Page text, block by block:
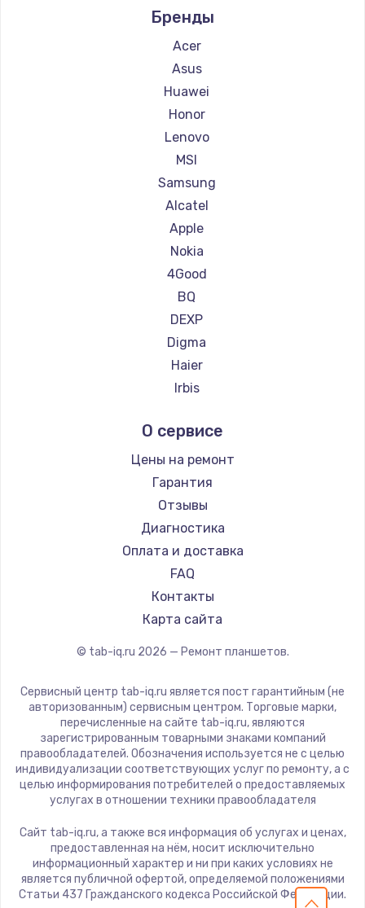
Ремонт планшетов Microsoft
Ремонт планшетов BlackView
Ремонт планшетов Amazon
Ремонт планшетов Aquarius
Ремонт планшетов Philips
Ремонт планшетов Dell
Ремонт планшетов HP
Ремонт планшетов Getac
Ремонт планшетов ZTE
Ремонт планшетов Google
Ремонт планшетов Navitel
Ремонт планшетов Teclast
Ремонт планшетов CHUWI
Бренды
Acer
Asus
Huawei
Honor
Lenovo
MSI
Samsung
Alcatel
Apple
Nokia
4Good
BQ
DEXP
Digma
Haier
Irbis
Microsoft
BlackView
Amazon
Aquarius
Philips
Dell
HP
Getac
ZTE
CHUWI
О сервисе
Цены на ремонт
Гарантия
Отзывы
Диагностика
Оплата и доставка
FAQ
Контакты
Карта сайта
© tab-iq.ru 2026 — Ремонт планшетов.
Сервисный центр tab-iq.ru является пост гарантийным (не
авторизованным) сервисным центром. Торговые марки,
перечисленные на сайте tab-iq.ru, являются
зарегистрированным товарными знаками компаний
правообладателей. Обозначения используется не с целью
индивидуализации соответствующих услуг по ремонту, а с
целью информирования потребителей о предоставляемых
услугах в отношении техники правообладателя
Сайт tab-iq.ru, а также вся информация об услугах и ценах,
предоставленная на нём, носит исключительно
информационный характер и ни при каких условиях не
является публичной офертой, определяемой положениями
Статьи 437 Гражданского кодекса Российской Федерации.